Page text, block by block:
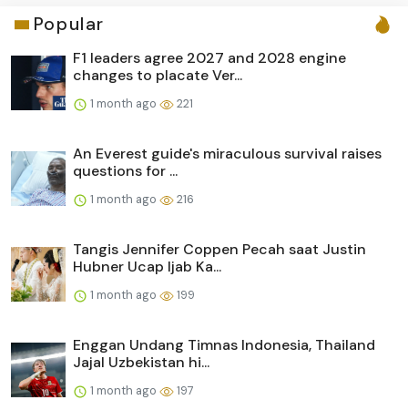
Popular
F1 leaders agree 2027 and 2028 engine
changes to placate Ver...
1 month ago 221
An Everest guide's miraculous survival raises
questions for ...
1 month ago 216
Tangis Jennifer Coppen Pecah saat Justin
Hubner Ucap Ijab Ka...
1 month ago 199
Enggan Undang Timnas Indonesia, Thailand
Jajal Uzbekistan hi...
1 month ago 197